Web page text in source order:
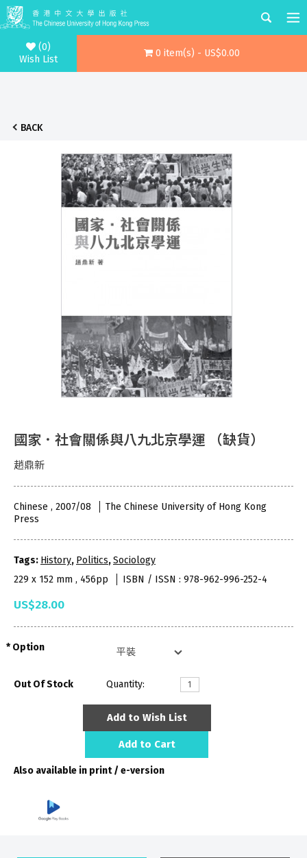
(0)
Wish List
0 item(s) - US$0.00
BACK
國家．社會關係與八九北京學運 （缺貨）
趙鼎新
Chinese , 2007/08
The Chinese University of Hong Kong
Press
Tags: History, Politics,Sociology
229 x 152 mm , 456pp
ISBN / ISSN : 978-962-996-252-4
US$28.00
Option
Out Of Stock Quantity:
Add to Wish List
Add to Cart
Also available in print / e-version